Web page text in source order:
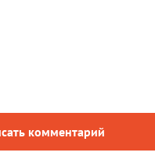
комментарий